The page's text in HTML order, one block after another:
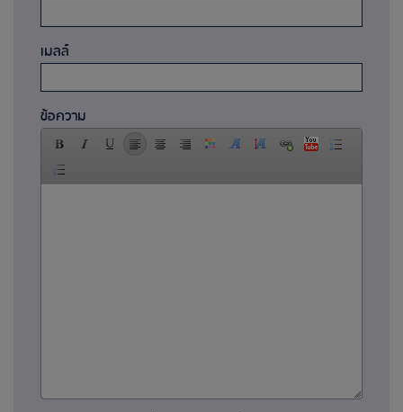
เมลล์
ข้อความ